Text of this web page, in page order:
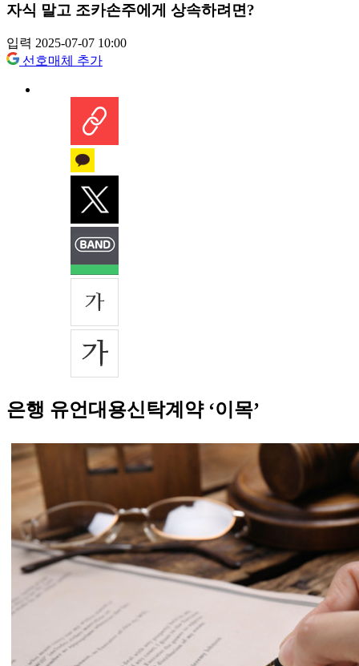
자식 말고 조카손주에게 상속하려면?
입력 2025-07-07 10:00
선호매체 추가
은행 유언대용신탁계약 ‘이목’